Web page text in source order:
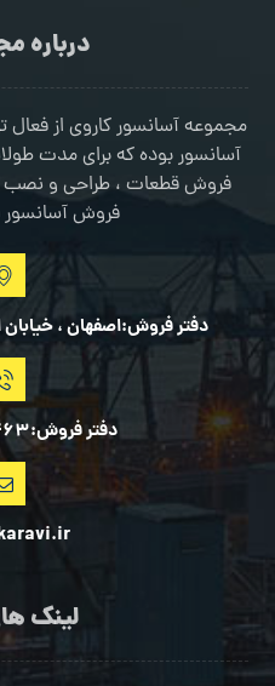
درباره
مجموعه آسانسور کاروی از
آسانسور بوده که برای مدت
فروش قطعات ، طراحی و نصب
فروش
دفتر فروش:اصفهان ، خیابان
دفتر فروش:03133860463
لینک